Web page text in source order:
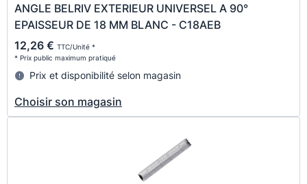
ANGLE BELRIV EXTERIEUR UNIVERSEL A 90°
EPAISSEUR DE 18 MM BLANC - C18AEB
12,26 € TTC/Unité *
* Prix public maximum pratiqué
Prix et disponibilité selon magasin
Choisir son magasin